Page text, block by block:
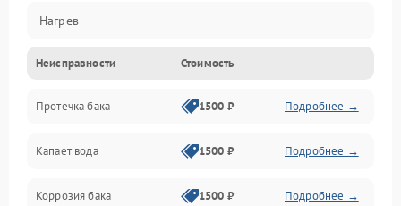
Нагрев
Датчики
Механика
Неисправности Стоимость
Протечка бака 1500 ₽ Подробнее →
Капает вода 1500 ₽ Подробнее →
Коррозия бака 1500 ₽ Подробнее →